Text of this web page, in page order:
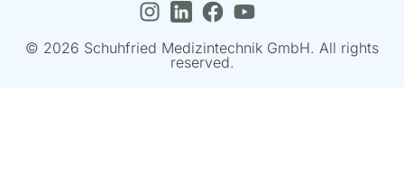
© 2026 Schuhfried Medizintechnik GmbH. All rights
reserved.